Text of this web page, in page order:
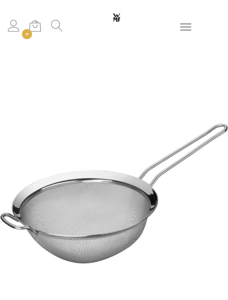
Toggle navigation
0